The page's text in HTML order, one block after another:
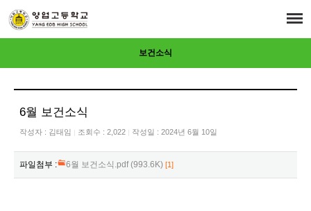
보건소식
6월 보건소식
작성자 : 김태임 | 조회수 : 2,022 | 작성일 : 2024년 6월 10일
파일첨부 : 6월 보건소식.pdf (993.6K) [1]